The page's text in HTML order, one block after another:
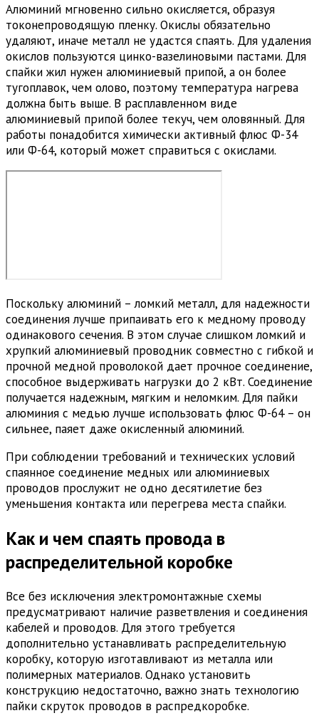
Алюминий мгновенно сильно окисляется, образуя
токонепроводящую пленку. Окислы обязательно
удаляют, иначе металл не удастся спаять. Для удаления
окислов пользуются цинко-вазелиновыми пастами. Для
спайки жил нужен алюминиевый припой, а он более
тугоплавок, чем олово, поэтому температура нагрева
должна быть выше. В расплавленном виде
алюминиевый припой более текуч, чем оловянный. Для
работы понадобится химически активный флюс Ф-34
или Ф-64, который может справиться с окислами.
Поскольку алюминий – ломкий металл, для надежности
соединения лучше припаивать его к медному проводу
одинакового сечения. В этом случае слишком ломкий и
хрупкий алюминиевый проводник совместно с гибкой и
прочной медной проволокой дает прочное соединение,
способное выдерживать нагрузки до 2 кВт. Соединение
получается надежным, мягким и неломким. Для пайки
алюминия с медью лучше использовать флюс Ф-64 – он
сильнее, паяет даже окисленный алюминий.
При соблюдении требований и технических условий
спаянное соединение медных или алюминиевых
проводов прослужит не одно десятилетие без
уменьшения контакта или перегрева места спайки.
Как и чем спаять провода в
распределительной коробке
Все без исключения электромонтажные схемы
предусматривают наличие разветвления и соединения
кабелей и проводов. Для этого требуется
дополнительно устанавливать распределительную
коробку, которую изготавливают из металла или
полимерных материалов. Однако установить
конструкцию недостаточно, важно знать технологию
пайки скруток проводов в распредкоробке.